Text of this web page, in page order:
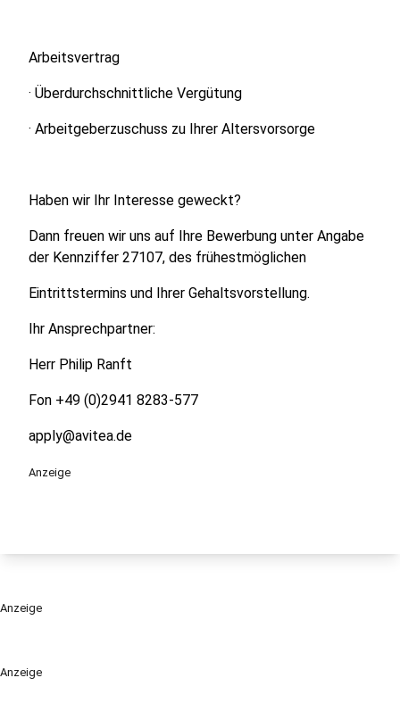
Anzeige
Arbeitsvertrag
· Überdurchschnittliche Vergütung
· Arbeitgeberzuschuss zu Ihrer Altersvorsorge
Haben wir Ihr Interesse geweckt?
Dann freuen wir uns auf Ihre Bewerbung unter Angabe
der Kennziffer 27107, des frühestmöglichen
Eintrittstermins und Ihrer Gehaltsvorstellung.
Ihr Ansprechpartner:
Herr Philip Ranft
Fon +49 (0)2941 8283-577
apply@avitea.de
Anzeige
Anzeige